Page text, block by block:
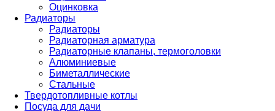
Оцинковка
Радиаторы
Радиаторы
Радиаторная арматура
Радиаторные клапаны, термоголовки
Алюминиевые
Биметаллические
Стальные
Твердотопливные котлы
Посуда для дачи